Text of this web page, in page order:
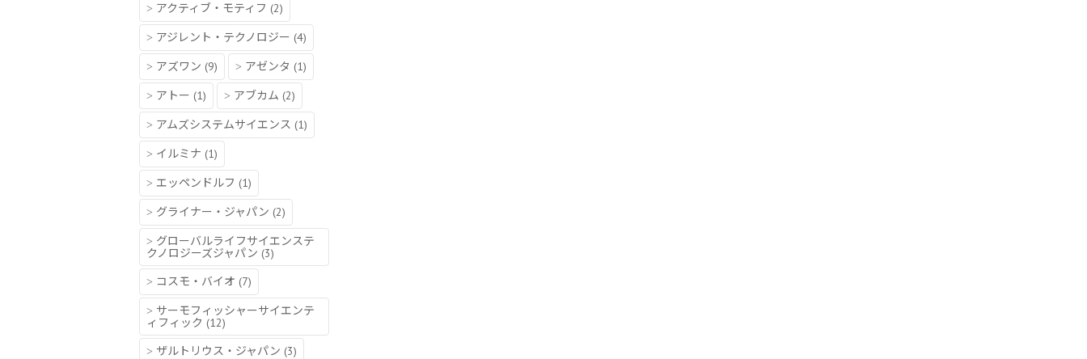
アクティブ・モティフ (2)
アジレント・テクノロジー (4)
アズワン (9) アゼンタ (1)
アトー (1) アブカム (2)
アムズシステムサイエンス (1)
イルミナ (1)
エッペンドルフ (1)
グライナー・ジャパン (2)
グローバルライフサイエンステ
クノロジーズジャパン (3)
コスモ・バイオ (7)
サーモフィッシャーサイエンテ
ィフィック (12)
ザルトリウス・ジャパン (3)